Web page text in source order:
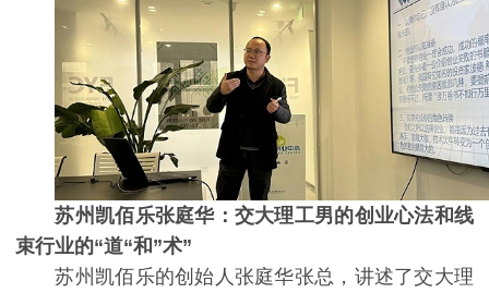
苏州凯佰乐张庭华：交大理工男的创业心法和线
束行业的“道“和”术”
苏州凯佰乐的创始人张庭华张总，讲述了交大理